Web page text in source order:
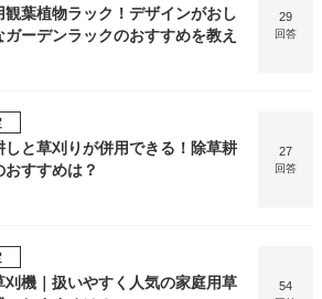
観葉植物ラック！デザインがおし
ガーデンラックのおすすめを教え
29
回答
しと草刈りが併用できる！除草耕
おすすめは？
27
回答
刈機｜扱いやすく人気の家庭用草
54